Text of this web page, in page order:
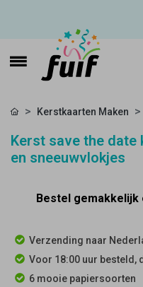
Kerstkaarten Maken
Kerst save the
en sneeuwvlokjes
Bestel
Verzending naar
Voor 18:00 uur besteld,
6 mooie papiersoorten